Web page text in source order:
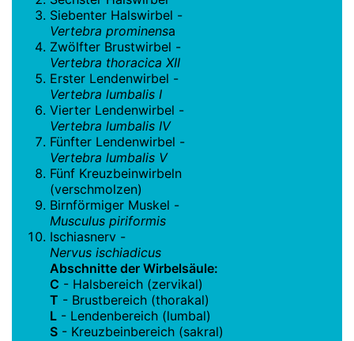
Siebenter Halswirbel -
Vertebra prominensa
Zwölfter Brustwirbel -
Vertebra thoracica XII
Erster Lendenwirbel -
Vertebra lumbalis I
Vierter Lendenwirbel -
Vertebra lumbalis IV
Fünfter Lendenwirbel -
Vertebra lumbalis V
Fünf Kreuzbeinwirbeln
(verschmolzen)
Birnförmiger Muskel -
Musculus piriformis
Ischiasnerv -
Nervus ischiadicus
Abschnitte der Wirbelsäule:
C - Halsbereich (zervikal)
T - Brustbereich (thorakal)
L - Lendenbereich (lumbal)
S - Kreuzbeinbereich (sakral)